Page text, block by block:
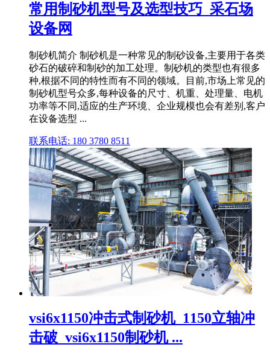
常用制砂机型号及选型技巧_采石场
设备网
制砂机简介 制砂机是一种常见的制砂设备,主要用于各类
砂石的破碎和制砂的加工处理。制砂机的类型也有很多
种,根据不同的特性而有不同的领域。目前,市场上常见的
制砂机型号众多,每种设备的尺寸、机重、处理量、电机
功率等不同,适应的生产环境、企业规模也会有差别,客户
在设备选型 ...
联系电话: 180 3780 8511
vsi6x1150冲击式制砂机_1150立轴冲
击破_vsi6x1150制砂机 ...